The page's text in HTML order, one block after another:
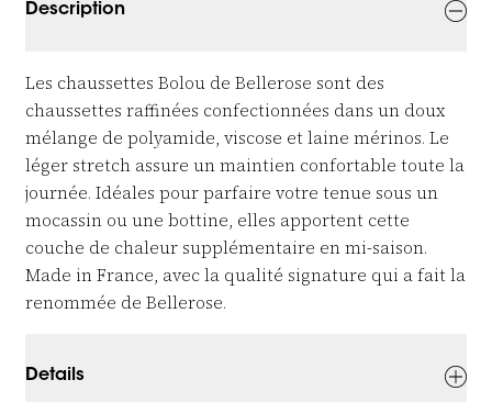
Description
Les chaussettes Bolou de Bellerose sont des
chaussettes raffinées confectionnées dans un doux
mélange de polyamide, viscose et laine mérinos. Le
léger stretch assure un maintien confortable toute la
journée. Idéales pour parfaire votre tenue sous un
mocassin ou une bottine, elles apportent cette
couche de chaleur supplémentaire en mi-saison.
Made in France, avec la qualité signature qui a fait la
renommée de Bellerose.
Details